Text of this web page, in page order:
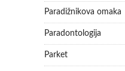
Paradižnikova omaka
Paradontologija
Parket